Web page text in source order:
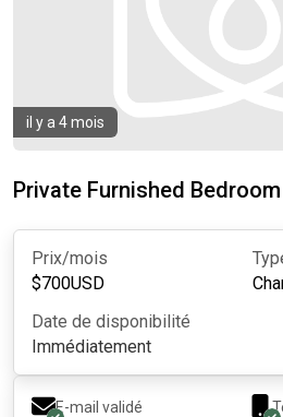
il y a 4 mois
Private Furnished Bedroom
Prix/mois
$700USD
Date de disponibilité
Immédiatement
E-mail validé